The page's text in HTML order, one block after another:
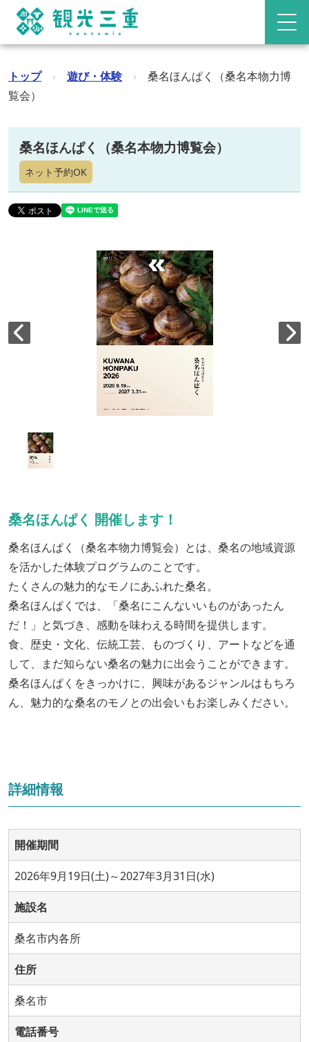
トップ › 遊び・体験 ›
桑名ほんぱく（桑名本物力博
覧会）
桑名ほんぱく（桑名本物力博覧会）
ネット予約OK
桑名ほんぱく 開催します！
桑名ほんぱく（桑名本物力博覧会）とは、桑名の地域資源
を活かした体験プログラムのことです。
たくさんの魅力的なモノにあふれた桑名。
桑名ほんぱくでは、「桑名にこんないいものがあったん
だ！」と気づき、感動を味わえる時間を提供します。
食、歴史・文化、伝統工芸、ものづくり、アートなどを通
して、まだ知らない桑名の魅力に出会うことができます。
桑名ほんぱくをきっかけに、興味があるジャンルはもちろ
ん、魅力的な桑名のモノとの出会いもお楽しみください。
詳細情報
開催期間
2026年9月19日(土)～2027年3月31日(水)
施設名
桑名市内各所
住所
桑名市
電話番号